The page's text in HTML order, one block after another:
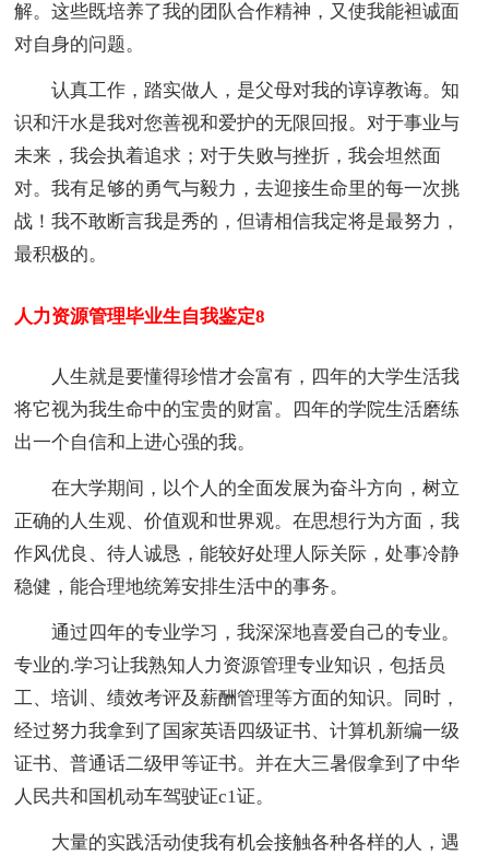
解。这些既培养了我的团队合作精神，又使我能袒诚面
对自身的问题。
认真工作，踏实做人，是父母对我的谆谆教诲。知
识和汗水是我对您善视和爱护的无限回报。对于事业与
未来，我会执着追求；对于失败与挫折，我会坦然面
对。我有足够的勇气与毅力，去迎接生命里的每一次挑
战！我不敢断言我是秀的，但请相信我定将是最努力，
最积极的。
人力资源管理毕业生自我鉴定8
人生就是要懂得珍惜才会富有，四年的大学生活我
将它视为我生命中的宝贵的财富。四年的学院生活磨练
出一个自信和上进心强的我。
在大学期间，以个人的全面发展为奋斗方向，树立
正确的人生观、价值观和世界观。在思想行为方面，我
作风优良、待人诚恳，能较好处理人际关际，处事冷静
稳健，能合理地统筹安排生活中的事务。
通过四年的专业学习，我深深地喜爱自己的专业。
专业的.学习让我熟知人力资源管理专业知识，包括员
工、培训、绩效考评及薪酬管理等方面的知识。同时，
经过努力我拿到了国家英语四级证书、计算机新编一级
证书、普通话二级甲等证书。并在大三暑假拿到了中华
人民共和国机动车驾驶证c1证。
大量的实践活动使我有机会接触各种各样的人，遇